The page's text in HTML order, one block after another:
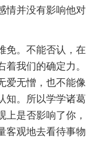
情并没有影响他对
免。不能否认，在
我们的确定力。
爱无憎，也不能像
知。所以学学诸葛
上是否影响了你，
客观地去看待事物